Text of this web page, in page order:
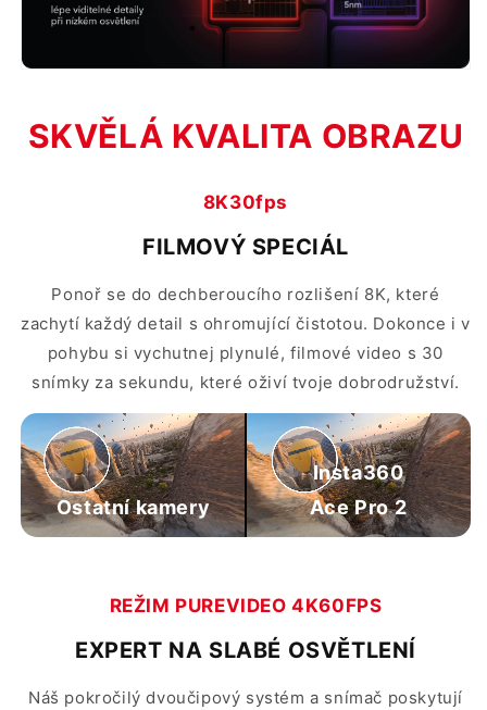
SKVĚLÁ KVALITA OBRAZU
8K30fps
FILMOVÝ SPECIÁL
Ponoř se do dechberoucího rozlišení 8K, které
zachytí každý detail s ohromující čistotou. Dokonce i v
pohybu si vychutnej plynulé, filmové video s 30
snímky za sekundu, které oživí tvoje dobrodružství.
Ostatní kamery
Insta360
Ace Pro 2
REŽIM PUREVIDEO 4K60FPS
EXPERT NA SLABÉ OSVĚTLENÍ
Náš pokročilý dvoučipový systém a snímač poskytují